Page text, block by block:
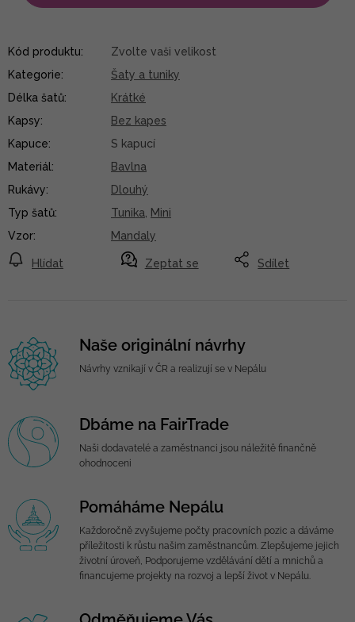
Zeptat se
Hlídat Sdílet
Kód produktu:
Zvolte vaši velikost
Kategorie:
Šaty a tuniky
Délka šatů:
Krátké
Kapsy:
Bez kapes
Kapuce:
S kapucí
Materiál:
Bavlna
Rukávy:
Dlouhý
Typ šatů: Tunika
Mini
Vzor: Mandaly
Naše originální návrhy
Návrhy vznikají v ČR a realizují se v Nepálu
Dbáme na FairTrade
Naši dodavatelé a zaměstnanci jsou náležitě finančně
ohodnoceni
Pomáháme Nepálu
Každoročně zvyšujeme počty pracovních pozic a dáváme
příležitosti k růstu našim zaměstnancům. Zlepšujeme jejich
životní úroveň, Podporujeme vzdělávání dětí a mnichů a
financujeme projekty na rozvoj a lepší život v Nepálu.